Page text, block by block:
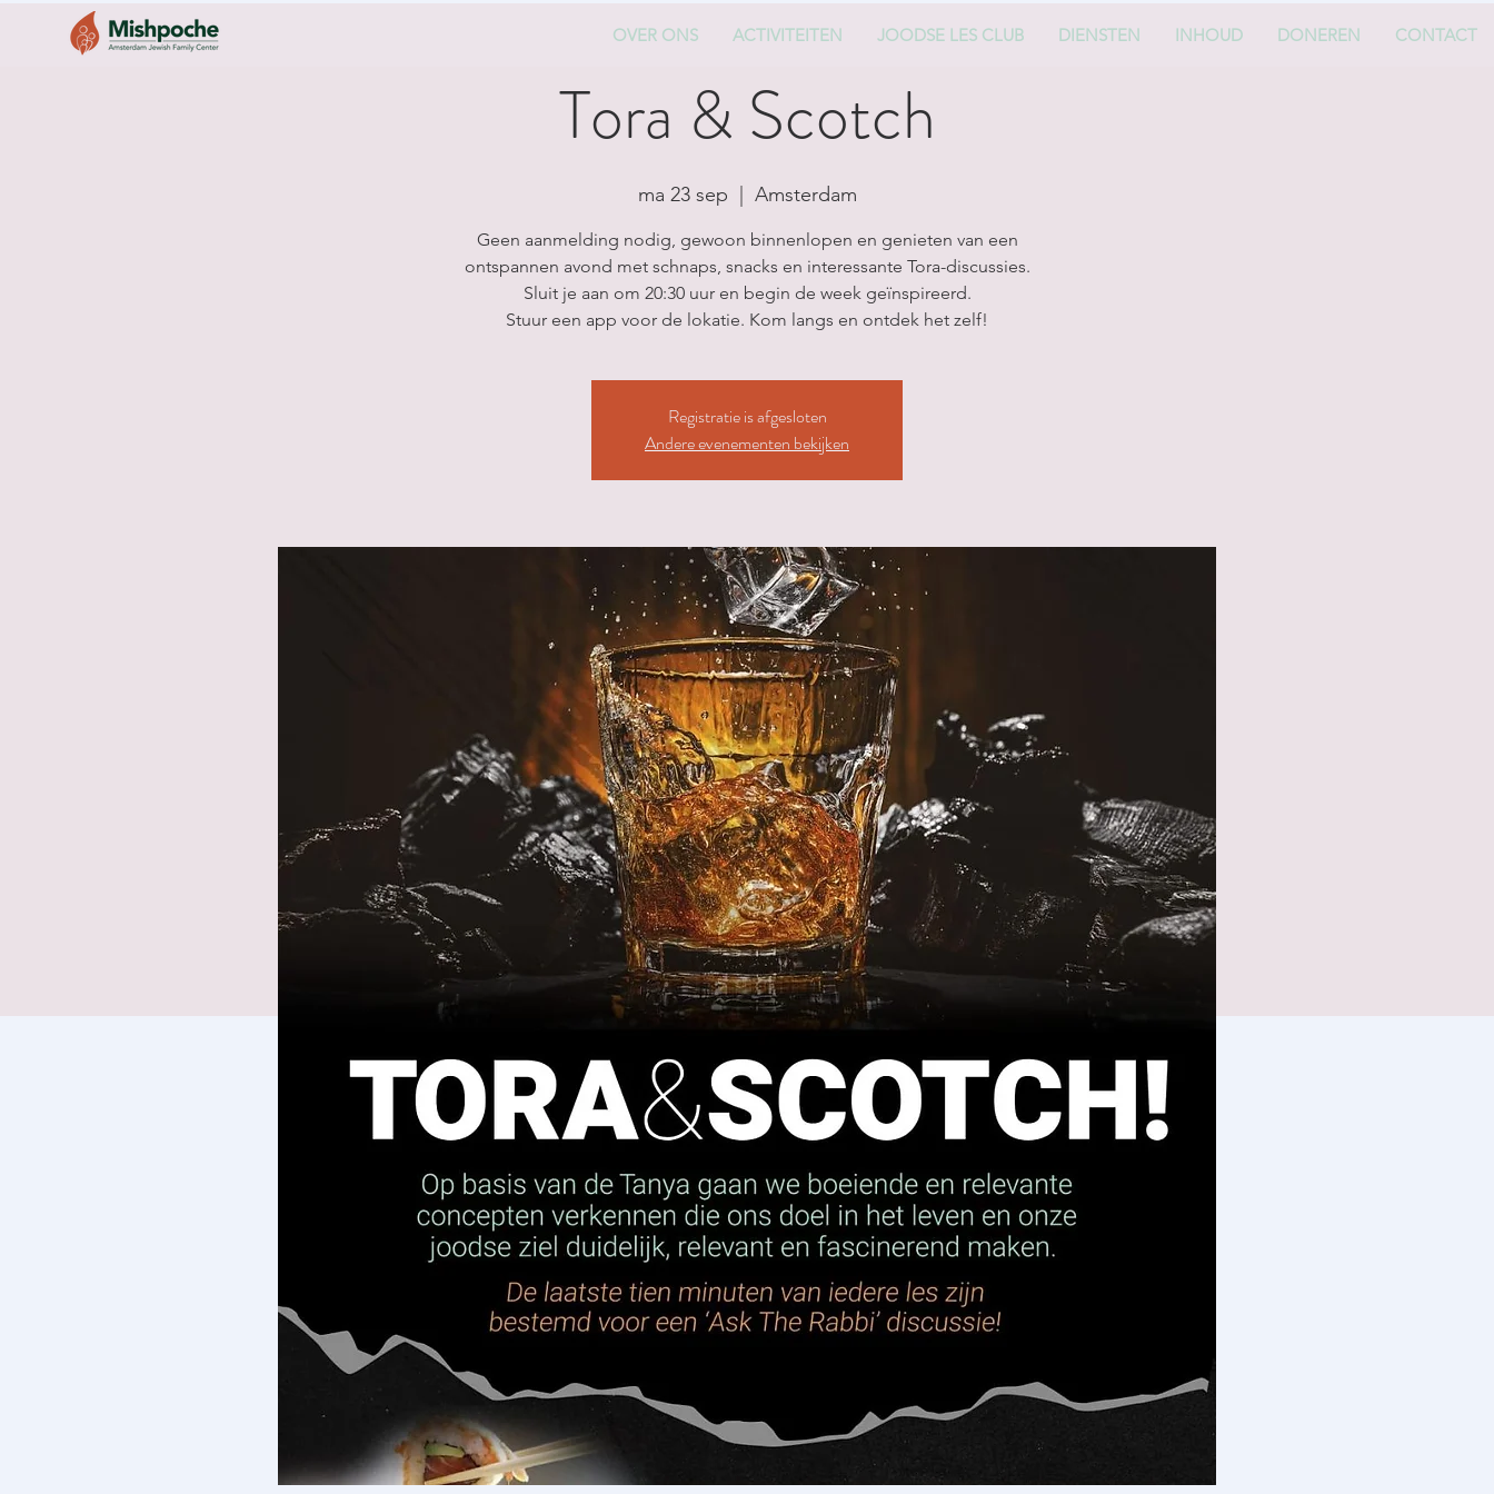
Tora & Scotch
ma 23 sep Amsterdam
Geen aanmelding nodig, gewoon binnenlopen en genieten van een
ontspannen avond met schnaps, snacks en interessante Tora-discussies.
Sluit je aan om 20:30 uur en begin de week geïnspireerd.
Stuur een app voor de lokatie. Kom langs en ontdek het zelf!
Registratie is afgesloten
Andere evenementen bekijken
OVER ONS ACTIVITEITEN JOODSE LES CLUB DIENSTEN INHOUD DONEREN CONTACT